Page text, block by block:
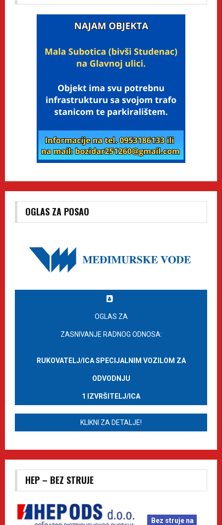
OGLAS ZA POSAO
OGLAS ZA
ZASNIVANJE RADNOG ODNOSA:
RUKOVATELJ/ICA SPECIJALNIM VOZILOM ZA
ODVODNJU
1 IZVRŠITELJ/ICA
KLIKNI ZA DETALJE!
HEP – BEZ STRUJE
Bez struje na